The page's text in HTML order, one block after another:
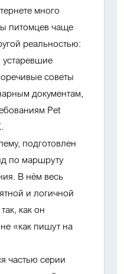
много
питомцев чаще
реальностью:
советы
документам,
Pet
подготовлен
по маршруту
. В нём весь
и логичной
как он
«как пишут на
частью серии